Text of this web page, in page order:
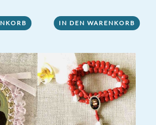
IN DEN WARENKORB